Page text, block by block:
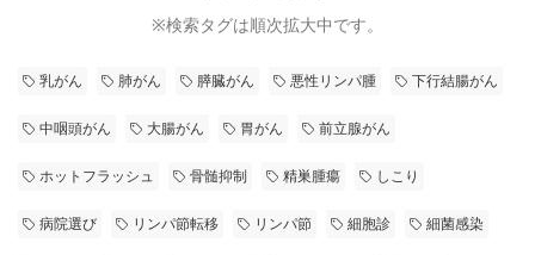
※検索タグは順次拡大中です。
乳がん 肺がん 膵臓がん 悪性リンパ腫 下行結腸がん
中咽頭がん 大腸がん 胃がん 前立腺がん
ホットフラッシュ 骨髄抑制 精巣腫瘍 しこり
病院選び リンパ節転移 リンパ節 細胞診 細菌感染